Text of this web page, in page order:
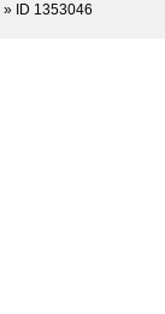
» ID 1353046